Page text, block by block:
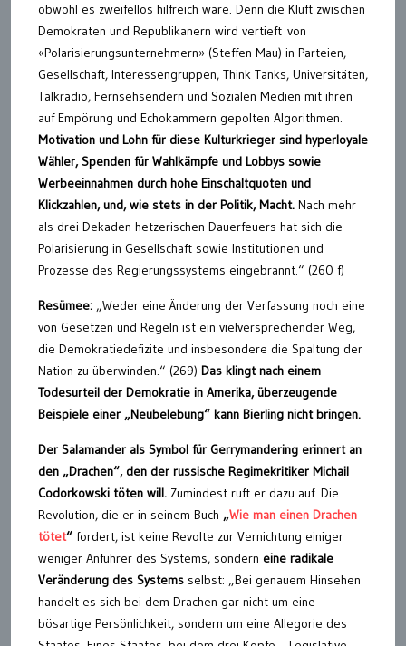
obwohl es zweifellos hilfreich wäre. Denn die Kluft zwischen
Demokraten und Republikanern wird vertieft von
«Polarisierungsunternehmern» (Steffen Mau) in Parteien,
Gesellschaft, Interessengruppen, Think Tanks, Universitäten,
Talkradio, Fernsehsendern und Sozialen Medien mit ihren
auf Empörung und Echokammern gepolten Algorithmen.
Motivation und Lohn für diese Kulturkrieger sind hyperloyale
Wähler, Spenden für Wahlkämpfe und Lobbys sowie
Werbeeinnahmen durch hohe Einschaltquoten und
Klickzahlen, und, wie stets in der Politik, Macht. Nach mehr
als drei Dekaden hetzerischen Dauerfeuers hat sich die
Polarisierung in Gesellschaft sowie Institutionen und
Prozesse des Regierungssystems eingebrannt.“ (260 f)
Resümee: „Weder eine Änderung der Verfassung noch eine
von Gesetzen und Regeln ist ein vielversprechender Weg,
die Demokratiedefizite und insbesondere die Spaltung der
Nation zu überwinden.“ (269) Das klingt nach einem
Todesurteil der Demokratie in Amerika, überzeugende
Beispiele einer „Neubelebung“ kann Bierling nicht bringen.
Der Salamander als Symbol für Gerrymandering erinnert an
den „Drachen“, den der russische Regimekritiker Michail
Codorkowski töten will. Zumindest ruft er dazu auf. Die
Revolution, die er in seinem Buch „Wie man einen Drachen
tötet“ fordert, ist keine Revolte zur Vernichtung einiger
weniger Anführer des Systems, sondern eine radikale
Veränderung des Systems selbst: „Bei genauem Hinsehen
handelt es sich bei dem Drachen gar nicht um eine
bösartige Persönlichkeit, sondern um eine Allegorie des